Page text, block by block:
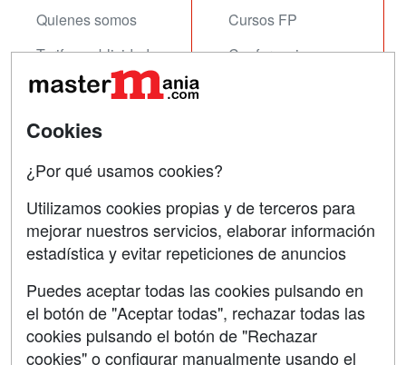
Quienes somos
Tarifas publicidad
Acceso Usuarios
Acceso Centros
Cursos FP
Conferencias
Contactar
Confidencialidad
Aviso legal
Copyleft
Cookies
¿Por qué usamos cookies?
Utilizamos cookies propias y de terceros para
mejorar nuestros servicios, elaborar información
estadística y evitar repeticiones de anuncios
Puedes aceptar todas las cookies pulsando en
el botón de "Aceptar todas", rechazar todas las
cookies pulsando el botón de "Rechazar
cookies" o configurar manualmente usando el